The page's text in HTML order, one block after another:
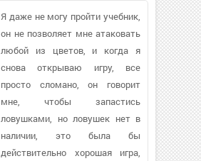
Я даже не могу пройти учебник,
он не позволяет мне атаковать
любой из цветов, и когда я
снова открываю игру, все
просто сломано, он говорит
мне, чтобы запастись
ловушками, но ловушек нет в
наличии, это была бы
действительно хорошая игра,